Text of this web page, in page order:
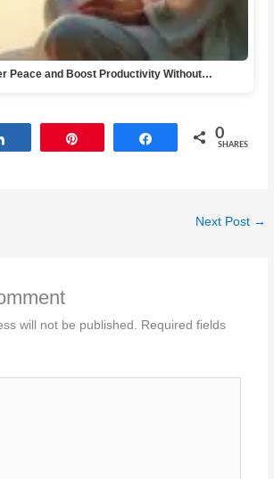
Peace and Boost Productivity Without…
Share 0
SHARES
Next Post →
will not be published. Required fields